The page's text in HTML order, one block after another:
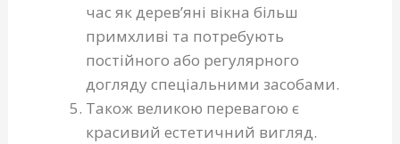
час як дерев’яні вікна більш
примхливі та потребують
постійного або регулярного
догляду спеціальними засобами.
Також великою перевагою є
красивий естетичний вигляд.